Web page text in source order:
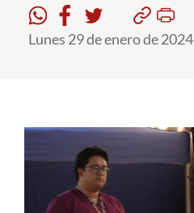
Vinculación con el Medio
Postgrado
Formación Continua
Lunes 29 de enero de 2024